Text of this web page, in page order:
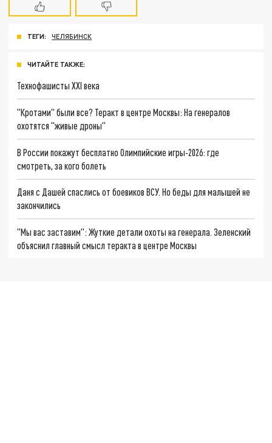
ТЕГИ: ЧЕЛЯБИНСК
ЧИТАЙТЕ ТАКЖЕ:
Технофашисты XXI века
"Кротами" были все? Теракт в центре Москвы: На генералов
охотятся "живые дроны"
В России покажут бесплатно Олимпийские игры-2026: где
смотреть, за кого болеть
Даня с Дашей спаслись от боевиков ВСУ. Но беды для малышей не
закончились
"Мы вас заставим": Жуткие детали охоты на генерала. Зеленский
объяснил главный смысл теракта в центре Москвы